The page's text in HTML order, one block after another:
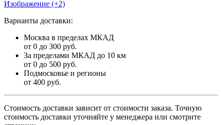
Изображение (+2)
Варианты доставки:
Москва в пределах МКАД
от 0 до 300 руб.
За пределами МКАД до 10 км
от 0 до 500 руб.
Подмосковье и регионы
от 400 руб.
Стоимость доставки зависит от стоимости заказа. Точную
стоимость доставки уточняйте у менеджера или смотрите